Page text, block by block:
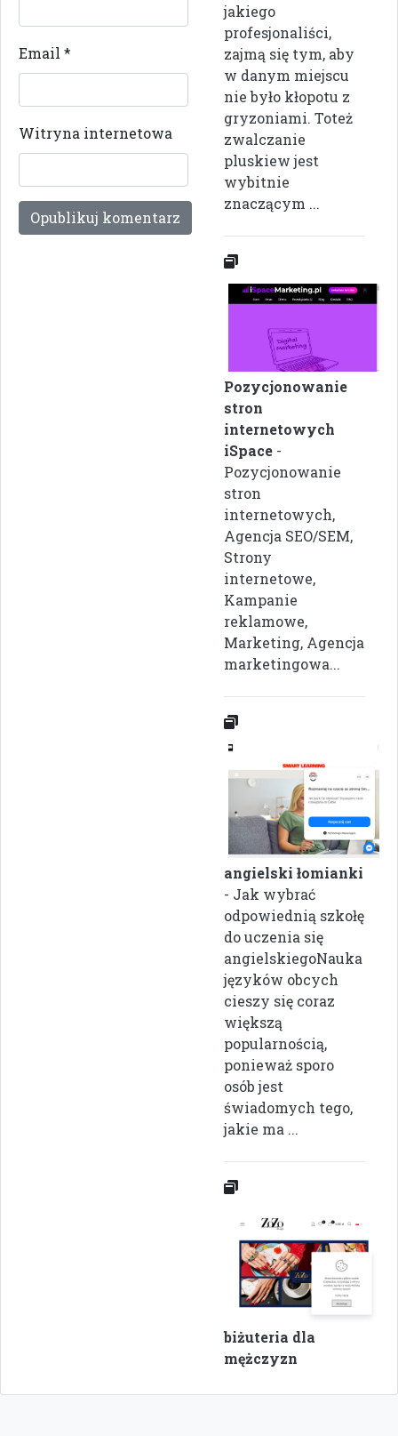
Email *
Witryna internetowa
jakiego
profesjonaliści,
zajmą się tym, aby
w danym miejscu
nie było kłopotu z
gryzoniami. Toteż
zwalczanie
pluskiew jest
wybitnie
znaczącym ...
Pozycjonowanie
stron
internetowych
iSpace -
Pozycjonowanie
stron
internetowych,
Agencja SEO/SEM,
Strony
internetowe,
Kampanie
reklamowe,
Marketing, Agencja
marketingowa...
angielski łomianki
- Jak wybrać
odpowiednią szkołę
do uczenia się
angielskiegoNauka
języków obcych
cieszy się coraz
większą
popularnością,
ponieważ sporo
osób jest
świadomych tego,
jakie ma ...
biżuteria dla
mężczyzn